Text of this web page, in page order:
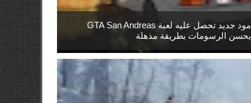
مود جديد تحصل عليه لعبة GTA San Andreas
يحسن الرسومات بطريقة مذهلة